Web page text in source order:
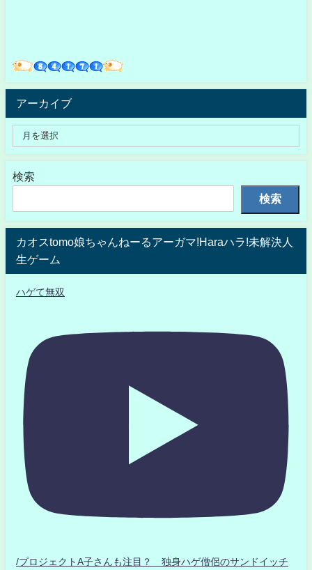
アーカイブ
検索
検索
カオスtomo娘ちゃんねーるアーガマ!Haraハラ!未解決人
生ゲーム
ハゲて無双
/プロジェクトA子さんも注目？ 独身ハゲ僧侶のサンドイッチ